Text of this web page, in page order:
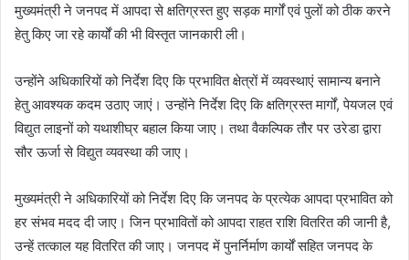
मुख्यमंत्री ने जनपद में आपदा से क्षतिग्रस्त हुए सड़क मार्गों एवं पुलों को ठीक करने
हेतु किए जा रहे कार्यों की भी विस्तृत जानकारी ली।
उन्होंने अधिकारियों को निर्देश दिए कि प्रभावित क्षेत्रों में व्यवस्थाएं सामान्य बनाने
हेतु आवश्यक कदम उठाए जाएं। उन्होंने निर्देश दिए कि क्षतिग्रस्त मार्गों, पेयजल एवं
विद्युत लाइनों को यथाशीघ्र बहाल किया जाए। तथा वैकल्पिक तौर पर उरेडा द्वारा
सौर ऊर्जा से विद्युत व्यवस्था की जाए।
मुख्यमंत्री ने अधिकारियों को निर्देश दिए कि जनपद के प्रत्येक आपदा प्रभावित को
हर संभव मदद दी जाए। जिन प्रभावितों को आपदा राहत राशि वितरित की जानी है,
उन्हें तत्काल यह वितरित की जाए। जनपद में पुनर्निर्माण कार्यों सहित जनपद के